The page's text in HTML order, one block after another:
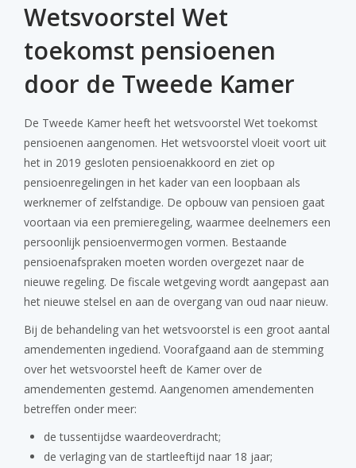
Wetsvoorstel Wet
toekomst pensioenen
door de Tweede Kamer
De Tweede Kamer heeft het wetsvoorstel Wet toekomst
pensioenen aangenomen. Het wetsvoorstel vloeit voort uit
het in 2019 gesloten pensioenakkoord en ziet op
pensioenregelingen in het kader van een loopbaan als
werknemer of zelfstandige. De opbouw van pensioen gaat
voortaan via een premieregeling, waarmee deelnemers een
persoonlijk pensioenvermogen vormen. Bestaande
pensioenafspraken moeten worden overgezet naar de
nieuwe regeling. De fiscale wetgeving wordt aangepast aan
het nieuwe stelsel en aan de overgang van oud naar nieuw.
Bij de behandeling van het wetsvoorstel is een groot aantal
amendementen ingediend. Voorafgaand aan de stemming
over het wetsvoorstel heeft de Kamer over de
amendementen gestemd. Aangenomen amendementen
betreffen onder meer:
de tussentijdse waardeoverdracht;
de verlaging van de startleeftijd naar 18 jaar;